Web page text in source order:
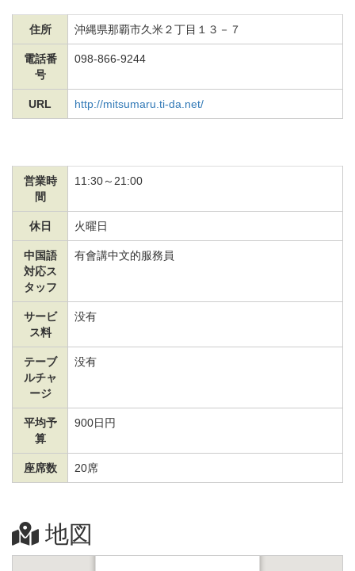
住所 沖縄県那覇市久米２丁目１３－７
電話番
号
098-866-9244
URL http://mitsumaru.ti-da.net/
営業時
間
11:30～21:00
休日 火曜日
中国語
対応ス
タッフ
有會講中文的服務員
サービ
ス料
没有
テーブ
ルチャ
ージ
没有
平均予
算
900日円
座席数 20席
地図